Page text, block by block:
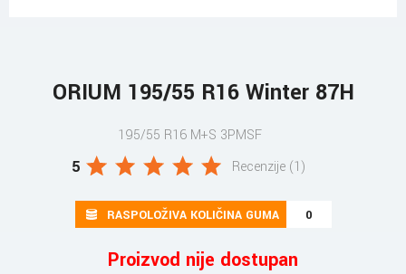
ORIUM 195/55 R16 Winter 87H
195/55 R16 M+S 3PMSF
5 Recenzije (1)
RASPOLOŽIVA KOLIČINA GUMA 0
Proizvod nije dostupan